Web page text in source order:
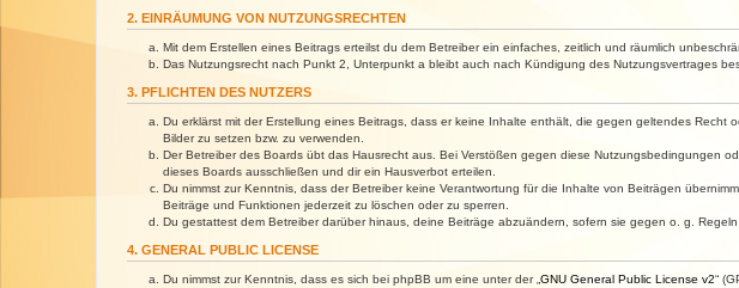
2. EINRÄUMUNG VON NUTZUNGSRECHTEN
Mit dem Erstellen eines Beitrags erteilst du dem Betreiber ein einfaches, zeitlich und räumlich
Das Nutzungsrecht nach Punkt 2, Unterpunkt a bleibt auch nach Kündigung des Nutzungsvertrages
3. PFLICHTEN DES NUTZERS
Du erklärst mit der Erstellung eines Beitrags, dass er keine Inhalte enthält, die gegen geltendes
Bilder zu setzen bzw. zu verwenden.
Der Betreiber des Boards übt das Hausrecht aus. Bei Verstößen gegen diese Nutzungsbedingungen
dieses Boards ausschließen und dir ein Hausverbot erteilen.
Du nimmst zur Kenntnis, dass der Betreiber keine Verantwortung für die Inhalte von Beiträgen
Beiträge und Funktionen jederzeit zu löschen oder zu sperren.
Du gestattest dem Betreiber darüber hinaus, deine Beiträge abzuändern, sofern sie gegen o. g.
4. GENERAL PUBLIC LICENSE
Du nimmst zur Kenntnis, dass es sich bei phpBB um eine unter der „ GNU General Public License v2“